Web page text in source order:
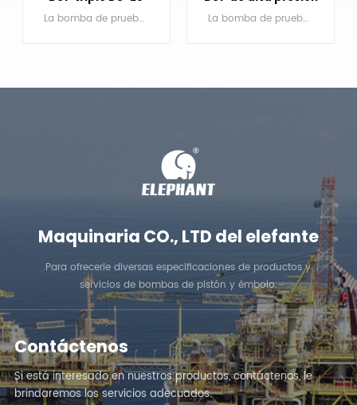
Tset
La bomba de prueba BOP DS-25 es una bomba de émbolo alternativo triplex de acción simple.
DS-70
La bomba de prueba BOP DS-70 es una bomba alternativa de émbolo triplex de alta presión y acción simple.
Maquinaria CO., LTD del elefante
Para ofrecerle diversas especificaciones de productos y
servicios de bombas de pistón y émbolo.
Contáctenos
Si está interesado en nuestros productos, contáctenos, le
brindaremos los servicios adecuados.